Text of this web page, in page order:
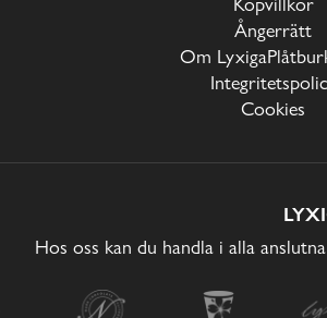
Ångerrätt
Om
Cookies
Hos oss kan du handla i alla